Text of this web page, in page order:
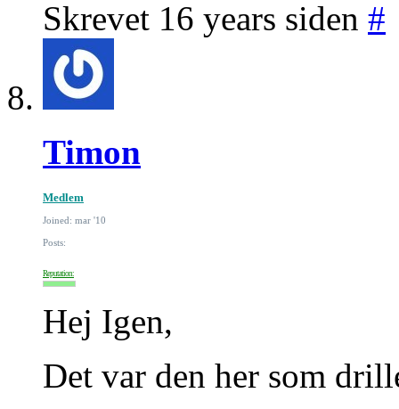
Skrevet 16 years siden #
Timon
Medlem
Joined: mar '10
Posts:
Reputation:
Hej Igen,
Det var den her som